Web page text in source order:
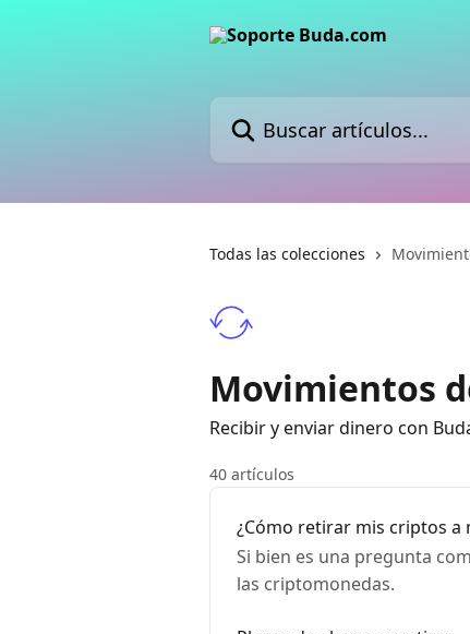
Buscar artículos...
Todas las colecciones
Movimientos
Recibir y enviar dinero con
40 artículos
¿Cómo retirar mis criptos a
Si bien es una pregunta
las criptomonedas.